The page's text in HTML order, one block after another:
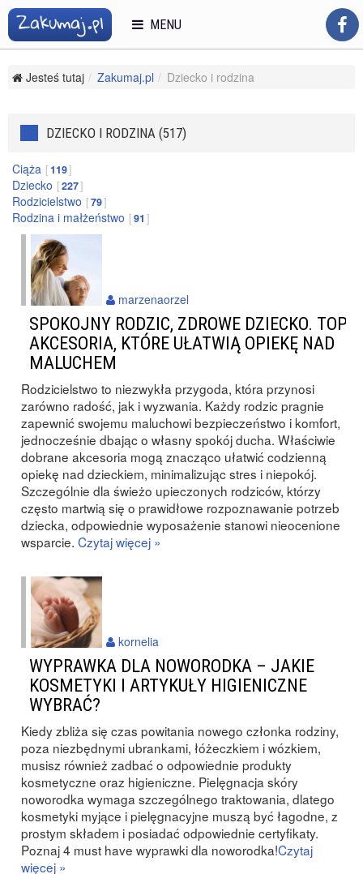
Jesteś tutaj Zakumaj.pl Dziecko i rodzina
DZIECKO I RODZINA (517)
Ciąża 119
Dziecko 227
Rodzicielstwo 79
Rodzina i małżeństwo 91
SPOKOJNY RODZIC, ZDROWE DZIECKO. TOP
AKCESORIA, KTÓRE UŁATWIĄ OPIEKĘ NAD
MALUCHEM
Rodzicielstwo to niezwykła przygoda, która przynosi
zarówno radość, jak i wyzwania. Każdy rodzic pragnie
zapewnić swojemu maluchowi bezpieczeństwo i komfort,
jednocześnie dbając o własny spokój ducha. Właściwie
dobrane akcesoria mogą znacząco ułatwić codzienną
opiekę nad dzieckiem, minimalizując stres i niepokój.
Szczególnie dla świeżo upieczonych rodziców, którzy
często martwią się o prawidłowe rozpoznawanie potrzeb
dziecka, odpowiednie wyposażenie stanowi nieocenione
wsparcie. Czytaj więcej »
marzenaorzel
WYPRAWKA DLA NOWORODKA – JAKIE
KOSMETYKI I ARTYKUŁY HIGIENICZNE
WYBRAĆ?
Kiedy zbliża się czas powitania nowego członka rodziny,
poza niezbędnymi ubrankami, łóżeczkiem i wózkiem,
musisz również zadbać o odpowiednie produkty
kosmetyczne oraz higieniczne. Pielęgnacja skóry
noworodka wymaga szczególnego traktowania, dlatego
kosmetyki myjące i pielęgnacyjne muszą być łagodne, z
prostym składem i posiadać odpowiednie certyfikaty.
Poznaj 4 must have wyprawki dla noworodka!Czytaj
więcej »
kornelia
MENU